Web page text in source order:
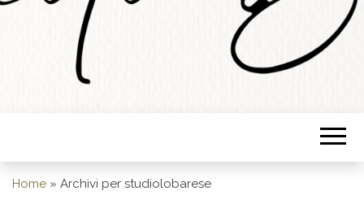
BARESE
Home » Archivi per studiolobarese